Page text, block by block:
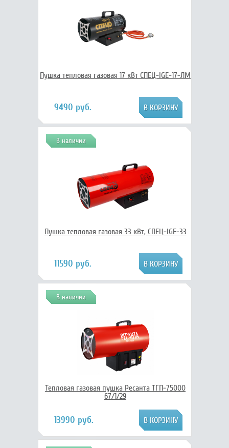
Пушка тепловая газовая 17 кВт СПЕЦ-IGE-17-ЛМ
9490 руб.
В наличии
Пушка тепловая газовая 33 кВт, СПЕЦ-IGE-33
11590 руб.
В наличии
Тепловая газовая пушка Ресанта ТГП-75000
67/1/29
13990 руб.